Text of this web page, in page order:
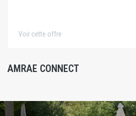
Voir cette offre
AMRAE CONNECT